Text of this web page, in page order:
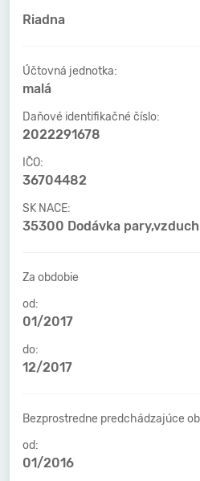
Riadna
Účtovná jednotka:
malá
Daňové identifikačné číslo:
2022291678
IČO:
36704482
SK NACE:
35300 Dodávka
Za obdobie
od:
01/2017
do:
12/2017
Bezprostredne predchádzajúce
od:
01/2016